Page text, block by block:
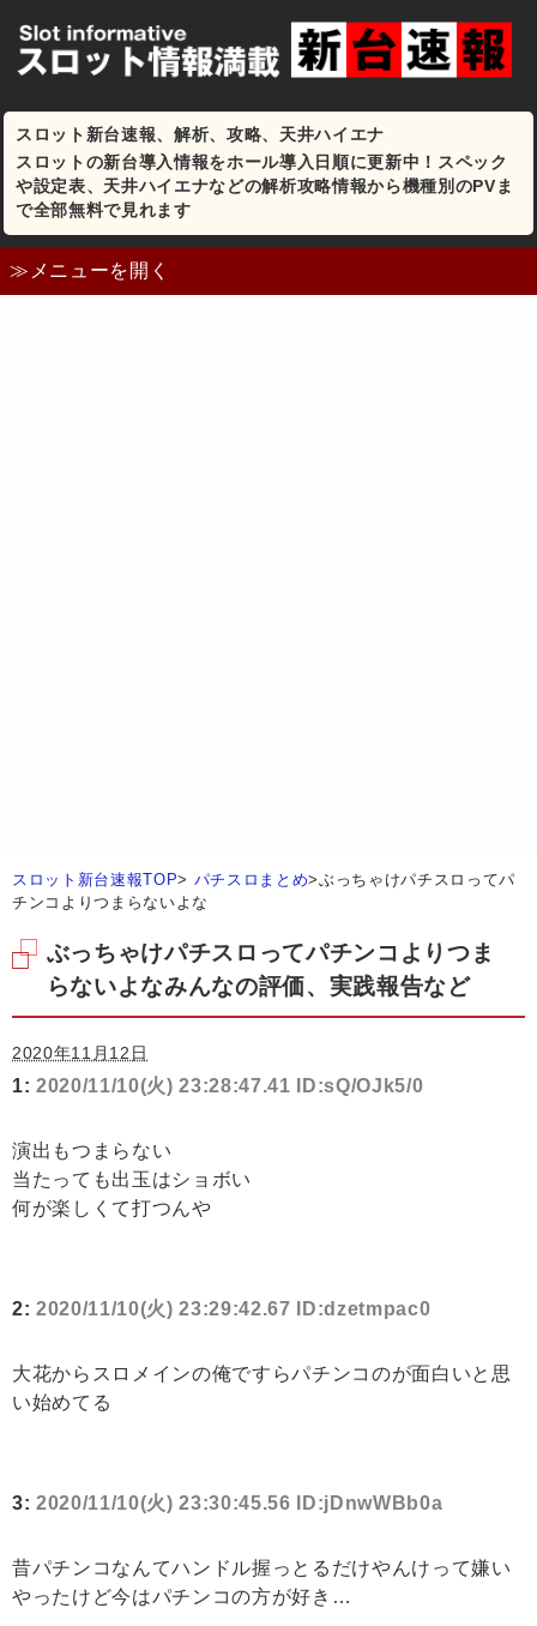
スロット新台速報、解析、攻略、天井ハイエナ
スロットの新台導入情報をホール導入日順に更新中！スペック
や設定表、天井ハイエナなどの解析攻略情報から機種別のPVま
で全部無料で見れます
≫メニューを開く
スロット新台速報TOP> パチスロまとめ>ぶっちゃけパチスロってパ
チンコよりつまらないよな
ぶっちゃけパチスロってパチンコよりつま
らないよなみんなの評価、実践報告など
2020年11月12日
1: 2020/11/10(火) 23:28:47.41 ID:sQ/OJk5/0
演出もつまらない
当たっても出玉はショボい
何が楽しくて打つんや
2: 2020/11/10(火) 23:29:42.67 ID:dzetmpac0
大花からスロメインの俺ですらパチンコのが面白いと思
い始めてる
3: 2020/11/10(火) 23:30:45.56 ID:jDnwWBb0a
昔パチンコなんてハンドル握っとるだけやんけって嫌い
やったけど今はパチンコの方が好き…